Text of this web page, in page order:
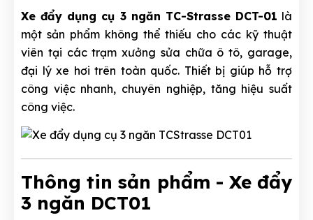
Xe đẩy dụng cụ 3 ngăn TC-Strasse DCT-01 là
một sản phẩm không thể thiếu cho các kỹ thuật
viên tại các trạm xưởng sửa chữa ô tô, garage,
đại lý xe hơi trên toàn quốc. Thiết bị giúp hỗ trợ
công việc nhanh, chuyên nghiệp, tăng hiệu suất
công việc.
Thông tin sản phẩm - Xe đẩy
3 ngăn DCT01